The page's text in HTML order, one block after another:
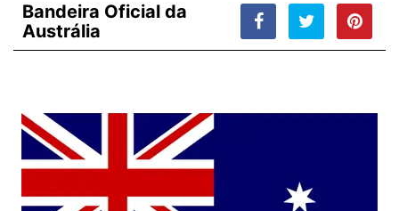
Bandeira Oficial da
Austrália